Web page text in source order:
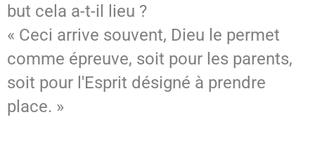
but cela a-t-il lieu ?
« Ceci arrive souvent, Dieu le permet
comme épreuve, soit pour les parents,
soit pour l'Esprit désigné à prendre
place. »